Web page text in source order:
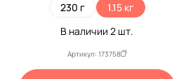
230 г
1.15 кг
В наличии2 шт.
Артикул: 173758